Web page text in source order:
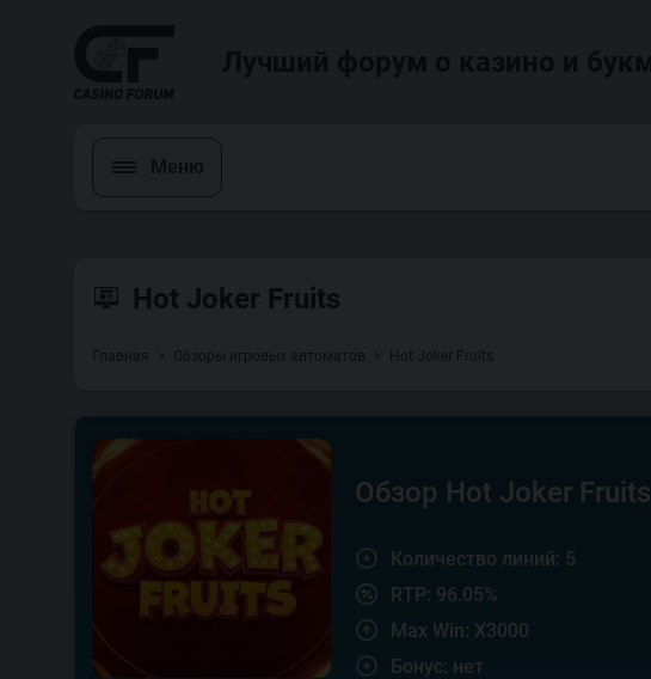
Меню
Hot Joker Fruits
Главная Обзоры игровых автоматов Hot Joker Fruits
Обзор Hot Joker Fruits
Количество линий: 5
RTP: 96.05%
Max Win: X3000
Бонус: нет